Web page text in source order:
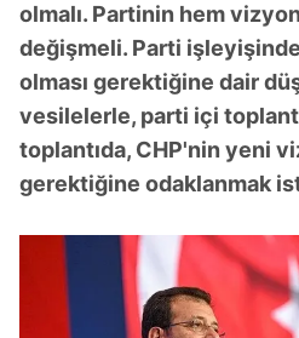
olmalı. Partinin hem
değişmeli. Parti
olması gerektiğine dair
vesilelerle, parti içi
toplantıda, CHP'nin yeni
gerektiğine odaklanmak